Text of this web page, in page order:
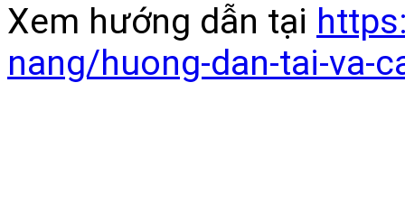
Xem hướng dẫn tại
nang/huong-dan-tai-va-